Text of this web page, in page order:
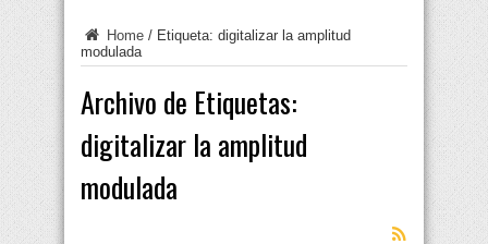
Home / Etiqueta: digitalizar la amplitud
modulada
Archivo de Etiquetas:
digitalizar la amplitud
modulada